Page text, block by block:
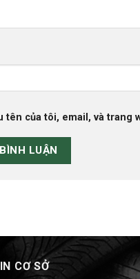
tên của tôi, email, và trang
CƠ SỞ